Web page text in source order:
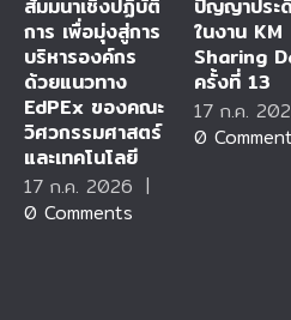
สัมมนาเชิงปฏิบัติ
การ เพื่อมุ่งสู่การ
บริหารองค์กร
ด้วยแนวทาง
EdPEx ของคณะ
วิศวกรรมศาสตร์
และเทคโนโลยี
17 ก.ค. 2026 |
0 Comments
ปัญญาประ
ในงาน KM
Sharing
ครั้งที่ 13
17 ก.ค.
0